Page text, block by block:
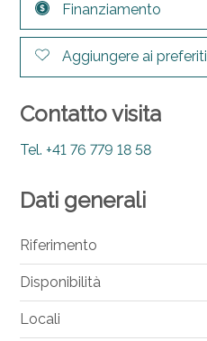
Finanziamento
Aggiungere ai preferiti
Contatto visita
Tel.+41 76 779 18 58
Dati generali
Riferimento
Disponibilità
Locali